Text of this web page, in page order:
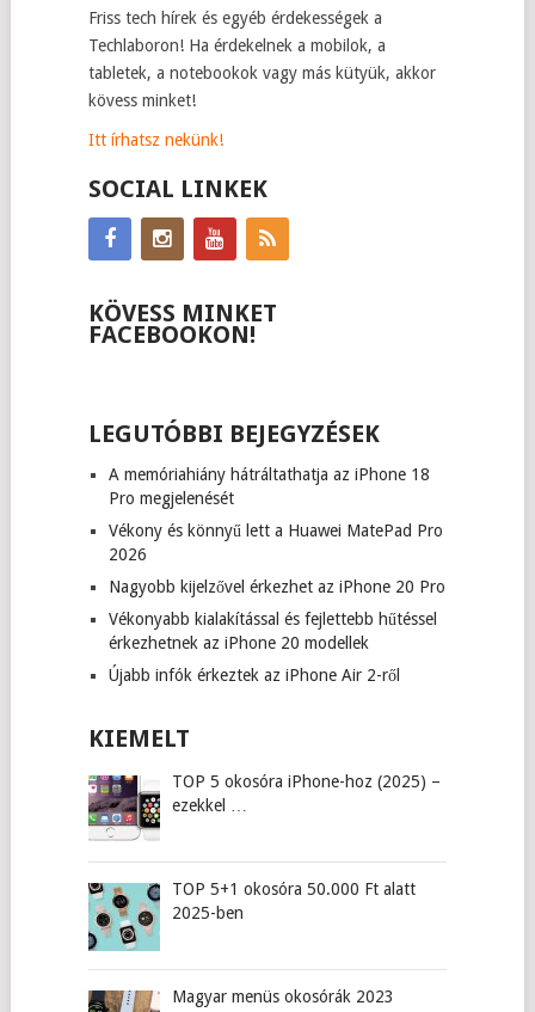
Friss tech hírek és egyéb érdekességek a
Techlaboron! Ha érdekelnek a mobilok, a
tabletek, a notebookok vagy más kütyük, akkor
kövess minket!
Itt írhatsz nekünk!
SOCIAL LINKEK
KÖVESS MINKET
FACEBOOKON!
LEGUTÓBBI BEJEGYZÉSEK
A memóriahiány hátráltathatja az iPhone 18
Pro megjelenését
Vékony és könnyű lett a Huawei MatePad Pro
2026
Nagyobb kijelzővel érkezhet az iPhone 20 Pro
Vékonyabb kialakítással és fejlettebb hűtéssel
érkezhetnek az iPhone 20 modellek
Újabb infók érkeztek az iPhone Air 2-ről
KIEMELT
TOP 5 okosóra iPhone-hoz (2025) –
ezekkel …
TOP 5+1 okosóra 50.000 Ft alatt
2025-ben
Magyar menüs okosórák 2023